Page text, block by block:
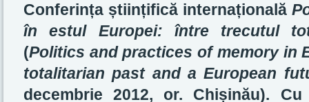
Conferința științifică internațională
în estul Europei: între trecutul
(Politics and practices of memory in
totalitarian past and a European
decembrie 2012, or. Chișinău).